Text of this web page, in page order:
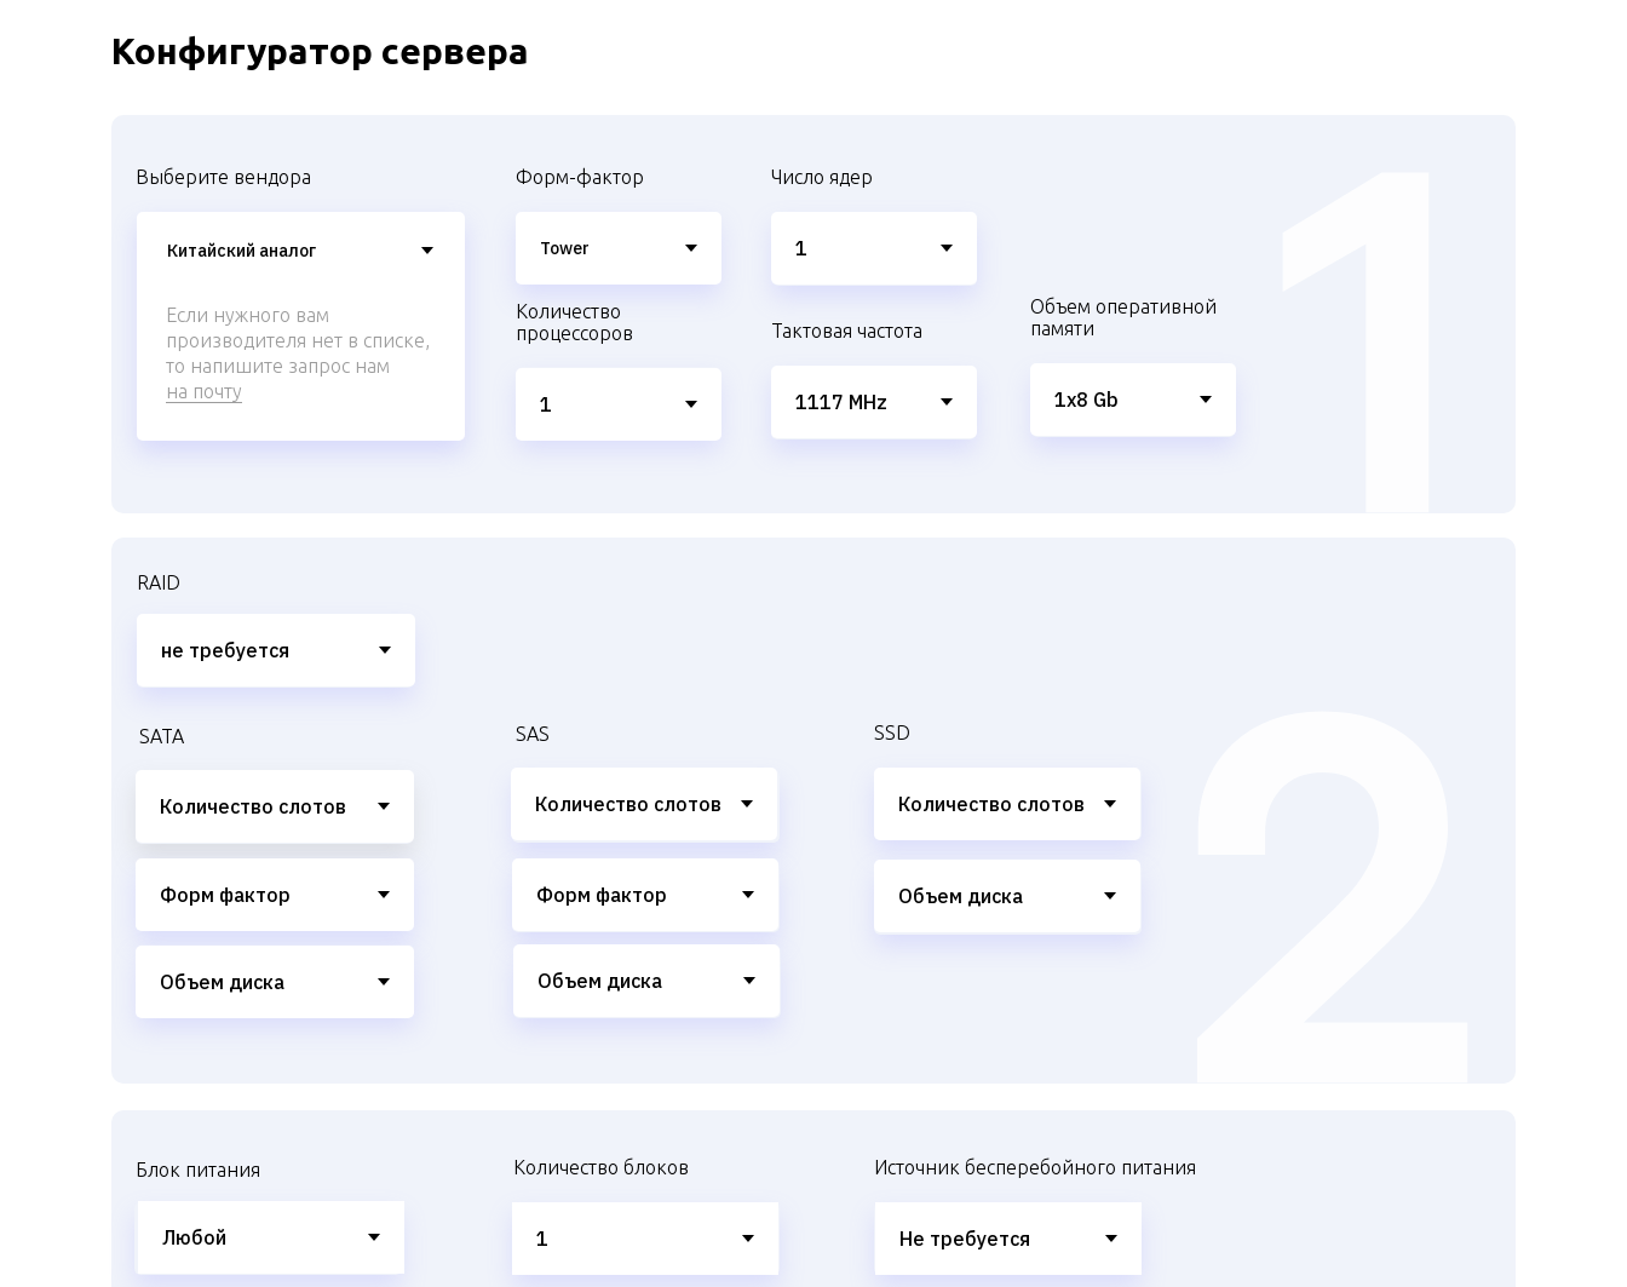
Форм-фактор
Количество
процессоров
Число ядер
Тактовая частота
Объем оперативной
памяти
SATA SAS SSD
Выберите вендора
RAID
Если нужного вам
производителя нет в списке,
то напишите запрос нам
на почту
Блок питания Количество блоков Источник бесперебойного питания
Конфигуратор сервера